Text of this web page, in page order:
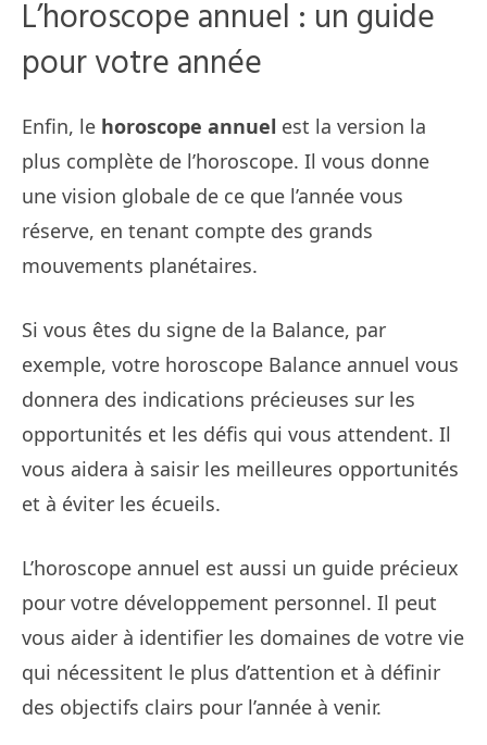
L’horoscope annuel : un guide
pour votre année
Enfin, le horoscope annuel est la version la
plus complète de l’horoscope. Il vous donne
une vision globale de ce que l’année vous
réserve, en tenant compte des grands
mouvements planétaires.
Si vous êtes du signe de la Balance, par
exemple, votre horoscope Balance annuel vous
donnera des indications précieuses sur les
opportunités et les défis qui vous attendent. Il
vous aidera à saisir les meilleures opportunités
et à éviter les écueils.
L’horoscope annuel est aussi un guide précieux
pour votre développement personnel. Il peut
vous aider à identifier les domaines de votre vie
qui nécessitent le plus d’attention et à définir
des objectifs clairs pour l’année à venir.